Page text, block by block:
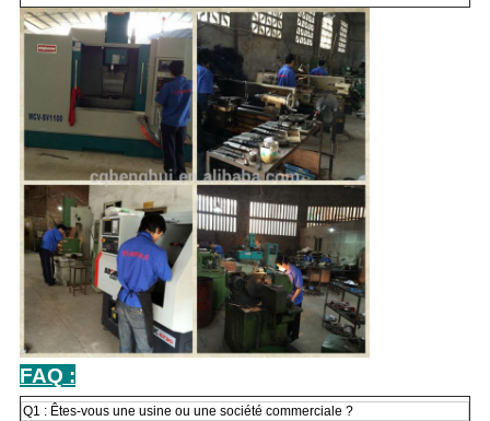
FAQ :
Q1 : Êtes-vous une usine ou une société commerciale ?